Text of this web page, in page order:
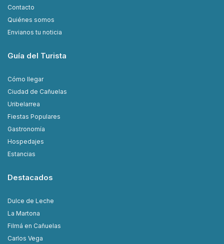
Contacto
Quiénes somos
Envianos tu noticia
Guía del Turista
Cómo llegar
Ciudad de Cañuelas
Uribelarrea
Fiestas Populares
Gastronomía
Hospedajes
Estancias
Destacados
Dulce de Leche
La Martona
Filmá en Cañuelas
Carlos Vega